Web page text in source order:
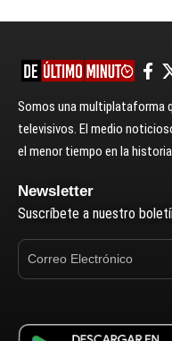
Somos una multiplataforma
televisivos. El medio
el menor tiempo en la
Newsletter
Suscríbete a nuestro